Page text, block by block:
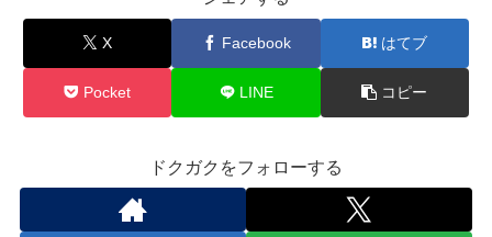
X Facebook はてブ
Pocket LINE コピー
ドクガクをフォローする